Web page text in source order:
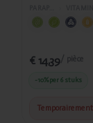
€ 14,39/ pièce
-10%per 6 stuks